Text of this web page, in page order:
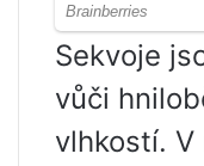
Sekvoje
vůči
vlhkostí.